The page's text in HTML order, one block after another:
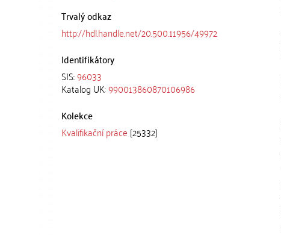
Trvalý odkaz
http://hdl.handle.net/20.500.11956/49972
Identifikátory
SIS:96033
Katalog UK:990013860870106986
Kolekce
Kvalifikační práce [25332]